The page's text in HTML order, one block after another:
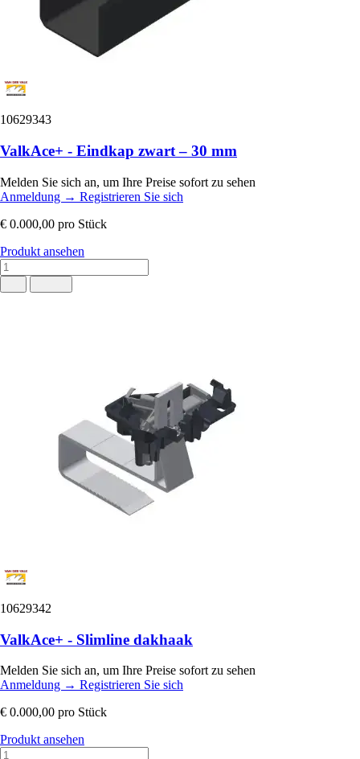
10629343
ValkAce+ - Eindkap zwart – 30 mm
Melden Sie sich an, um Ihre Preise sofort zu sehen
Anmeldung → Registrieren Sie sich
€ 0.000,00 pro Stück
Produkt ansehen
10629342
ValkAce+ - Slimline dakhaak
Melden Sie sich an, um Ihre Preise sofort zu sehen
Anmeldung → Registrieren Sie sich
€ 0.000,00 pro Stück
Produkt ansehen